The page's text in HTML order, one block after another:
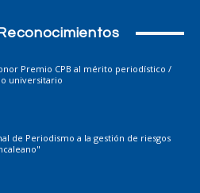
Premio CPB al mérito periodístico /
universitario
de Periodismo a la gestión de riesgos